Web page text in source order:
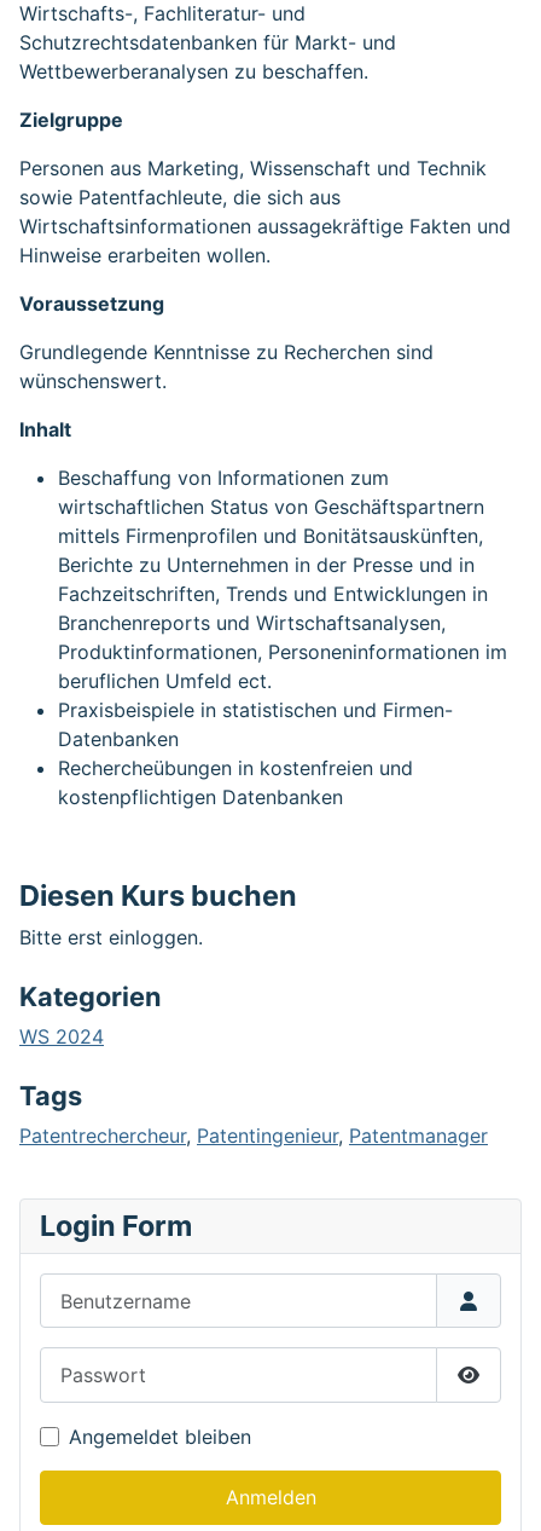
Wirtschafts-, Fachliteratur- und
Schutzrechtsdatenbanken für Markt- und
Wettbewerberanalysen zu beschaffen.
Zielgruppe
Personen aus Marketing, Wissenschaft und Technik
sowie Patentfachleute, die sich aus
Wirtschaftsinformationen aussagekräftige Fakten und
Hinweise erarbeiten wollen.
Voraussetzung
Grundlegende Kenntnisse zu Recherchen sind
wünschenswert.
Inhalt
Beschaffung von Informationen zum
wirtschaftlichen Status von Geschäftspartnern
mittels Firmenprofilen und Bonitätsauskünften,
Berichte zu Unternehmen in der Presse und in
Fachzeitschriften, Trends und Entwicklungen in
Branchenreports und Wirtschaftsanalysen,
Produktinformationen, Personeninformationen im
beruflichen Umfeld ect.
Praxisbeispiele in statistischen und Firmen-
Datenbanken
Rechercheübungen in kostenfreien und
kostenpflichtigen Datenbanken
Diesen Kurs buchen
Bitte erst einloggen.
Kategorien
WS 2024
Tags
Patentrechercheur, Patentingenieur, Patentmanager
Login Form
Angemeldet bleiben
Anmelden